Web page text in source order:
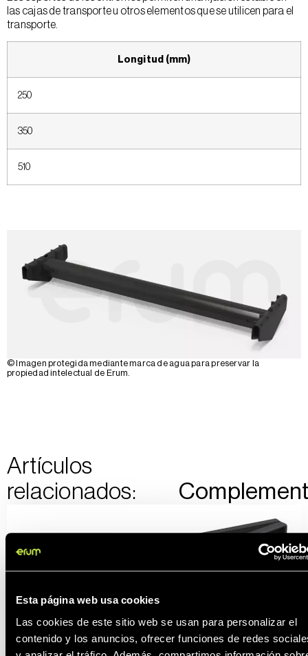
Esta página web usa cookies
Las cookies de este sitio web se usan para personalizar el
contenido y los anuncios, ofrecer funciones de redes
las cajas de transporte u otros elementos que se utilicen para el
transporte.
Longitud (mm)
250
350
510
© Imagen protegida mediante marca de agua para preservar la
propiedad intelectual de Erum.
Artículos
relacionados:
Precinto recuperable